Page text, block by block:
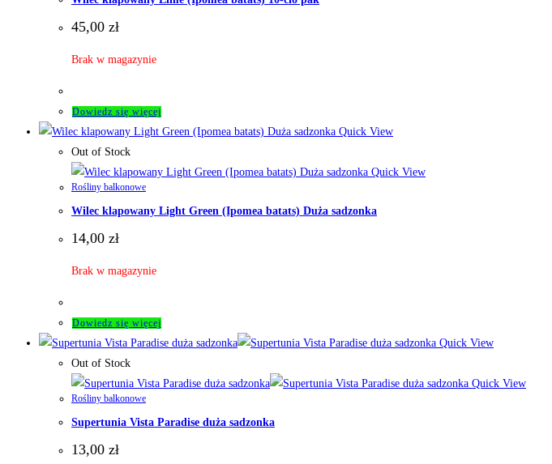
45,00 zł
Brak w magazynie
Dowiedz się więcej
Quick View
Out of Stock
Quick View
Rośliny balkonowe
Wilec klapowany Light Green (Ipomea batats) Duża sadzonka
14,00 zł
Brak w magazynie
Dowiedz się więcej
Quick View
Out of Stock
Quick View
Rośliny balkonowe
Supertunia Vista Paradise duża sadzonka
13,00 zł